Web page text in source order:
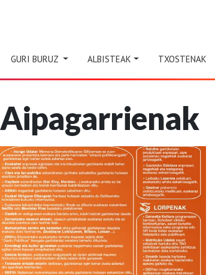
GURI BURUZ ALBISTEAK TXOSTENAK
Aipagarrienak